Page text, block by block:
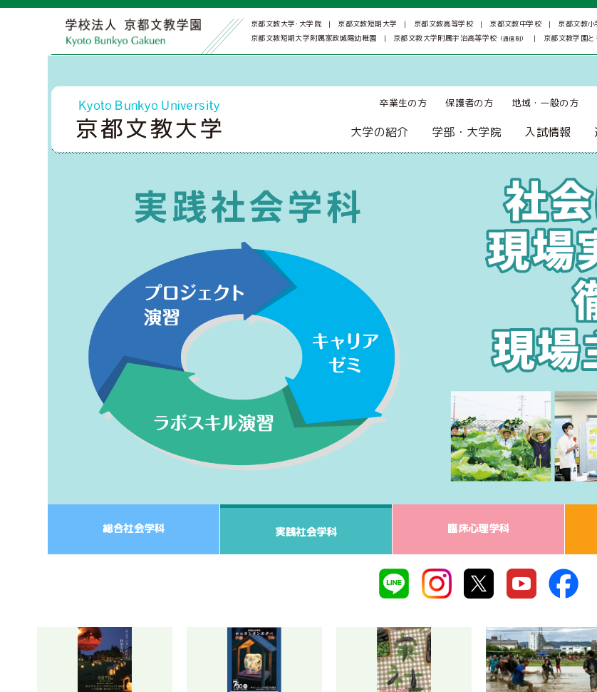
京都文教大学･大学院 京都文教短期大学 京都文教高等学校 京都文教中学校
京都文教小
京都文教短期大学附属家政城陽幼稚園
京都文教大学附属宇治高等学校（通信制） 京都文教学園
地域・一般の方
保護者の方
卒業生の方
入試情報
学部・大学院
大学の紹介
総合社会学科 実践社会学科 臨床心理学科